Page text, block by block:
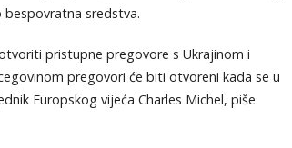
bespovratna sredstva.
pristupne pregovore s Ukrajinom i
pregovori će biti otvoreni kada se u
Europskog vijeća Charles Michel, piše